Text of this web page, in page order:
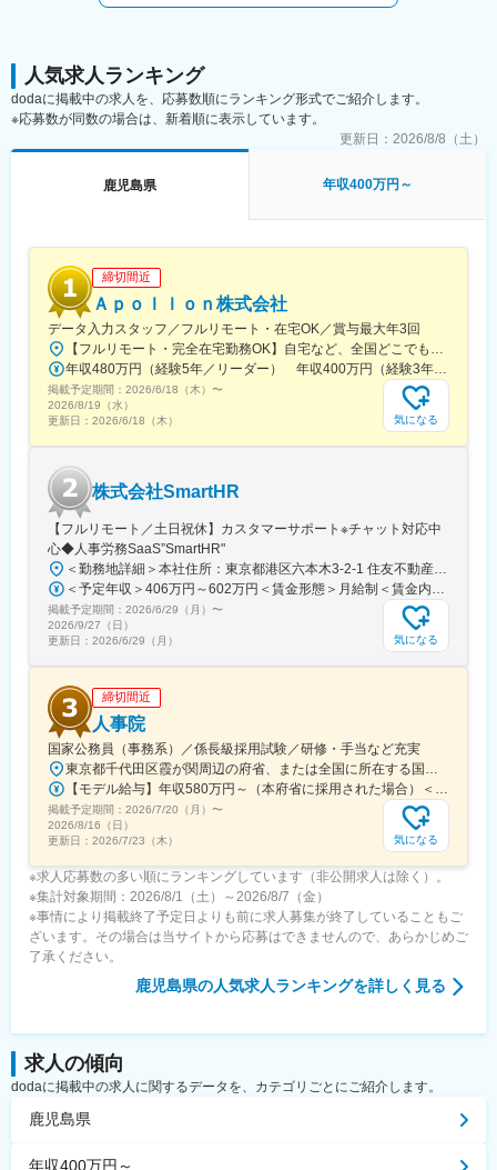
スタイルです。
・会計やIT知識が必要になる為、1～2ヶ月は研修や学習期間があ
ります。知識をつけながら先輩社員と一緒に同行し、約3ヶ月目以
降に徐々に顧客を引き継ぎます。既存：新規の割合は5：5、基本
的には既存顧客の会計事務所のクライアントを紹介いただくこと
が多いです。そのため既存顧客のフォロー、関係構築は徹底して
約25%と知名度はトップクラスです。マーケットは2つあります。
会計事務所とその顧問先企業を中心とする企業群です。会計事務
所マーケットのシェアは約25％、
8400余のユーザー会計事務所を有しています。ユーザー会計事務
所を介し、同社のシステムで会計処理される顧問先企業数は約56
万社にも及びます。同社は、顧問先企業の経営に深く関わる会計
事務所と協業し、中小企業の業務改善、IT化を推進しています。
変更の範囲：会社の定める業務
人気求人ランキング
dodaに掲載中の求人を、応募数順にランキング形式でご紹介します。
※応募数が同数の場合は、新着順に表示しています。
更新日： 2026/8/8（土）
鹿児島県 年収400万円～
締切間近
Ａｐｏｌｌｏｎ株式会社
データ入力スタッフ／フルリモート・在宅OK／賞与最大年3回
掲載予定期間： 2026/6/18（木） 〜
2026/8/19（水）
更新日： 2026/6/18（木） 気になる
株式会社SmartHR
【フルリモート／土日祝休】カスタマーサポート※チャット対応中
心◆人事労務SaaS”SmartHR"
掲載予定期間： 2026/6/29（月） 〜
2026/9/27（日）
更新日： 2026/6/29（月） 気になる
締切間近
人事院
国家公務員（事務系）／係長級採用試験／研修・手当など充実
掲載予定期間： 2026/7/20（月） 〜
2026/8/16（日）
更新日： 2026/7/23（木） 気になる
※求人応募数の多い順にランキングしています（非公開求人は除く）。
※集計対象期間：2026/8/1（土）～2026/8/7（金）
※事情により掲載終了予定日よりも前に求人募集が終了していることもご
ざいます。その場合は当サイトから応募はできませんので、あらかじめご
了承ください。
鹿児島県の人気求人ランキングを詳しく見る
求人の傾向
dodaに掲載中の求人に関するデータを、カテゴリごとにご紹介します。
鹿児島県
年収400万円～